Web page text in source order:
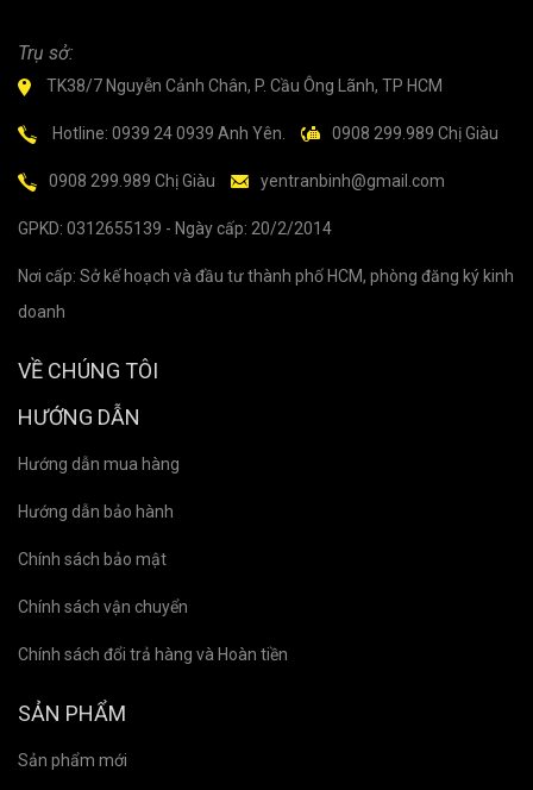
Trụ sở:
TK38/7 Nguyễn Cảnh Chân, P. Cầu Ông Lãnh, TP HCM
Hotline: 0939 24 0939 Anh Yên. 0908 299.989 Chị Giàu
0908 299.989 Chị Giàu yentranbinh@gmail.com
GPKD: 0312655139 - Ngày cấp: 20/2/2014
Nơi cấp: Sở kế hoạch và đầu tư thành phố HCM, phòng đăng ký kinh
doanh
VỀ CHÚNG TÔI
HƯỚNG DẪN
Hướng dẫn mua hàng
Hướng dẫn bảo hành
Chính sách bảo mật
Chính sách vận chuyển
Chính sách đổi trả hàng và Hoàn tiền
SẢN PHẨM
Sản phẩm mới